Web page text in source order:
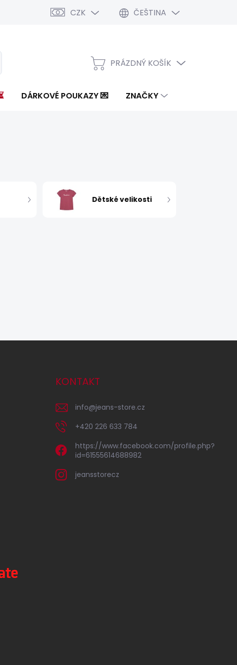
CZK ČEŠTINA
NÁKUPNÍ
PRÁZDNÝ KOŠÍK
DÁRKOVÉ POUKAZY 💌 ZNAČKY
Dětské velikosti
KONTAKT
info@jeans-store.cz
+420 226 633 784
https://www.facebook.com/profile.php?
id=61555614688982
jeansstorecz